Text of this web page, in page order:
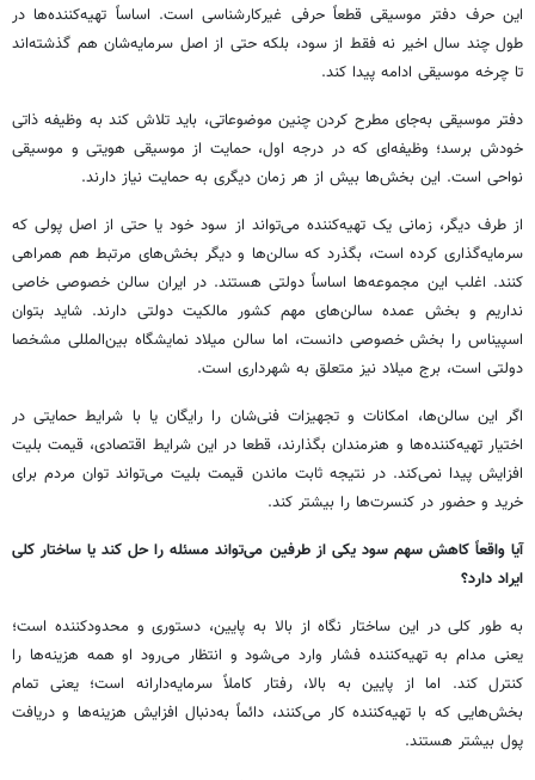
این حرف دفتر موسیقی قطعاً حرفی غیرکارشناسی است. اساساً تهیه‌کننده‌ها در
طول چند سال اخیر نه فقط از سود، بلکه حتی از اصل سرمایه‌شان هم گذشته‌اند
تا چرخه موسیقی ادامه پیدا کند.
دفتر موسیقی به‌جای مطرح کردن چنین موضوعاتی، باید تلاش کند به وظیفه ذاتی
خودش برسد؛ وظیفه‌ای که در درجه اول، حمایت از موسیقی هویتی و موسیقی
نواحی است. این بخش‌ها بیش از هر زمان دیگری به حمایت نیاز دارند.
از طرف دیگر، زمانی یک تهیه‌کننده می‌تواند از سود خود یا حتی از اصل پولی که
سرمایه‌گذاری کرده است، بگذرد که سالن‌ها و دیگر بخش‌های مرتبط هم همراهی
کنند. اغلب این مجموعه‌ها اساساً دولتی هستند. در ایران سالن خصوصی خاصی
نداریم و بخش عمده سالن‌های مهم کشور مالکیت دولتی دارند. شاید بتوان
اسپیناس را بخش خصوصی دانست، اما سالن میلاد نمایشگاه بین‌المللی مشخصا
دولتی است، برج میلاد نیز متعلق به شهرداری است.
اگر این سالن‌ها، امکانات و تجهیزات فنی‌شان را رایگان یا با شرایط حمایتی در
اختیار تهیه‌کننده‌ها و هنرمندان بگذارند، قطعا در این شرایط اقتصادی، قیمت بلیت
افزایش پیدا نمی‌کند. در نتیجه ثابت ماندن قیمت بلیت می‌تواند توان مردم برای
خرید و حضور در کنسرت‌ها را بیشتر کند.
آیا واقعاً کاهش سهم سود یکی از طرفین می‌تواند مسئله را حل کند یا ساختار کلی
ایراد دارد؟
به‌ طور کلی در این ساختار نگاه‌ از بالا به پایین، دستوری و محدودکننده است؛
یعنی مدام به تهیه‌کننده فشار وارد می‌شود و انتظار می‌رود او همه هزینه‌ها را
کنترل کند. اما از پایین به بالا، رفتار کاملاً سرمایه‌دارانه است؛ یعنی تمام
بخش‌هایی که با تهیه‌کننده کار می‌کنند، دائماً به‌دنبال افزایش هزینه‌ها و دریافت
پول بیشتر هستند.